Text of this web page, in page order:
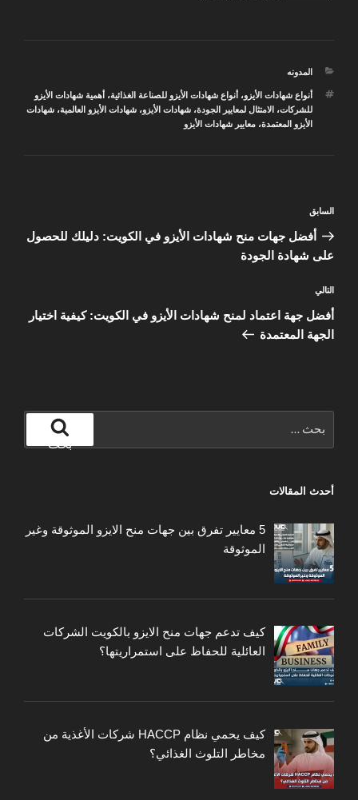
التصنيفات
المدونه
الوسوم
أنواع شهادات الأيزو،أنواع شهادات الأيزو للصناعة الغذائية،أهمية شهادات الأيزو
للشركات، الامتثال لمعايير الجودة،شهادات الأيزو،شهادات الأيزو العالمية،شهادات
الأيزو المعتمدة،معايير شهادات الأيزو
المقالات
المقالة
السابقة
السابق
أفضل جهات منح شهادات الأيزو في الكويت: دليلك للحصول
على شهادة الجودة
المقالة
التالية
التالي
أفضل جهة اعتماد لمنح شهادات الأيزو في الكويت: كيفية اختيار
الجهة المعتمدة
عن:
بحث
أحدث المقالات
5 معايير تفرق بين جهات منح الايزو الموثوقة وغير
الموثوقة
كيف تدعم جهات منح الايزو بالكويت الشركات
العائلية للحفاظ على استمراريتها؟
كيف يحمي نظام HACCP شركات الأغذية من
مخاطر التلوث الغذائي؟